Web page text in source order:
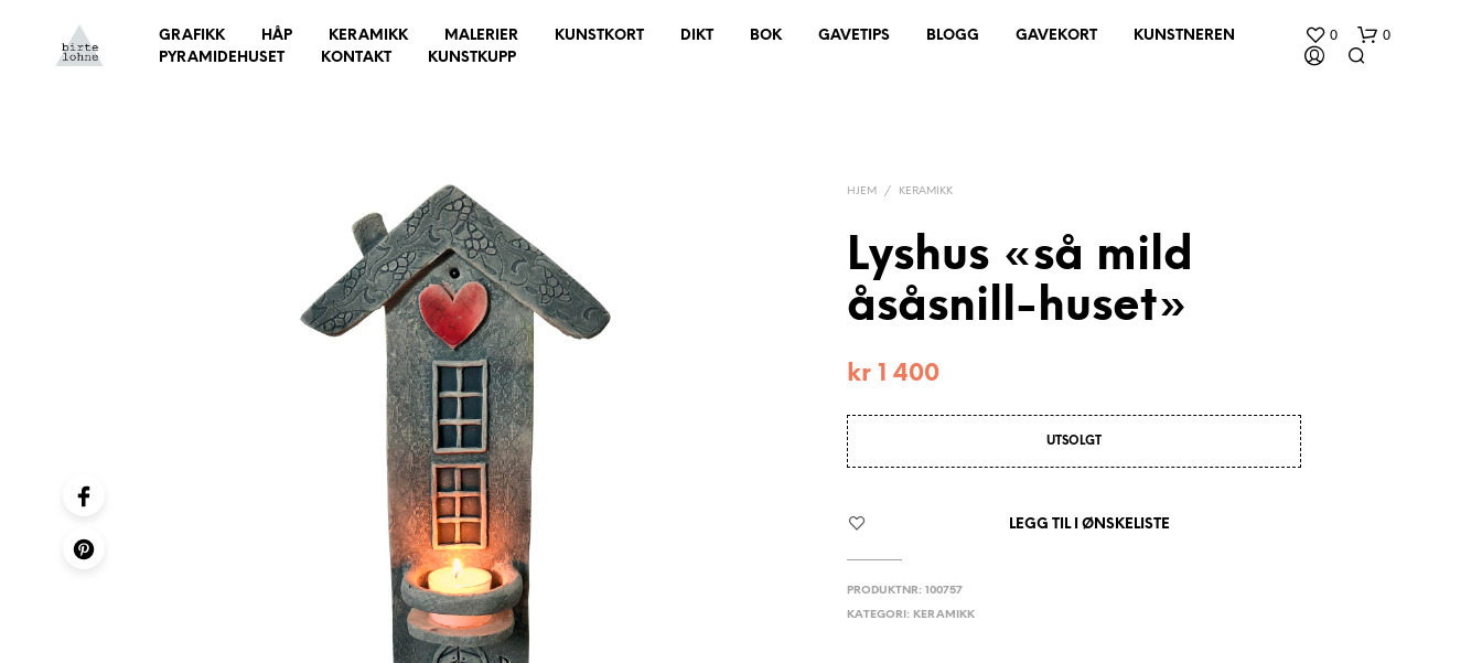
GRAFIKK HÅP KERAMIKK MALERIER KUNSTKORT DIKT BOK GAVETIPS BLOGG GAVEKORT
KUNSTNEREN
PYRAMIDEHUSET
KONTAKT KUNSTKUPP
0 0
HJEM / KERAMIKK
Lyshus «så mild
åsåsnill-huset»
kr 1 400
UTSOLGT
LEGG TIL I ØNSKELISTE
PRODUKTNR:100757
KATEGORI: KERAMIKK